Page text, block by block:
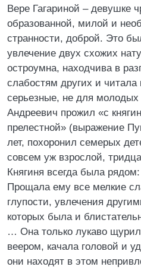
Вере Гагариной – девушке
образованной, милой и
странности, доброй. Это
увлечение двух схожих
остроумна, находчива в
слабостям других и читала
серьезные, не для
Андреевич прожил «с
прелестной» (выражение
лет, похоронил семерых
совсем уж взрослой,
Княгиня всегда была
Прощала ему все мелкие
глупости, увлечения
которых была и
… Она только лукаво
веером, качала головой и
они находят в этом